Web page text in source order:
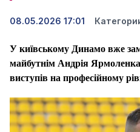
08.05.2026 17:01
У київському Динамо вже
майбутнім Андрія
виступів на професійному